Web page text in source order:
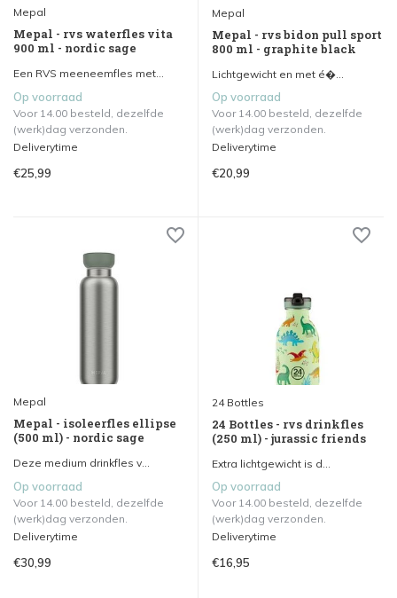
Mepal
Mepal - rvs waterfles vita
900 ml - nordic sage
Een RVS meeneemfles met...
Op voorraad
Voor 14.00 besteld, dezelfde
(werk)dag verzonden.
Deliverytime
€25,99
Mepal
Mepal - rvs bidon pull sport
800 ml - graphite black
Lichtgewicht en met é�...
Op voorraad
Voor 14.00 besteld, dezelfde
(werk)dag verzonden.
Deliverytime
€20,99
Mepal
Mepal - isoleerfles ellipse
(500 ml) - nordic sage
Deze medium drinkfles v...
Op voorraad
Voor 14.00 besteld, dezelfde
(werk)dag verzonden.
Deliverytime
€30,99
24 Bottles
24 Bottles - rvs drinkfles
(250 ml) - jurassic friends
Extra lichtgewicht is d...
Op voorraad
Voor 14.00 besteld, dezelfde
(werk)dag verzonden.
Deliverytime
€16,95